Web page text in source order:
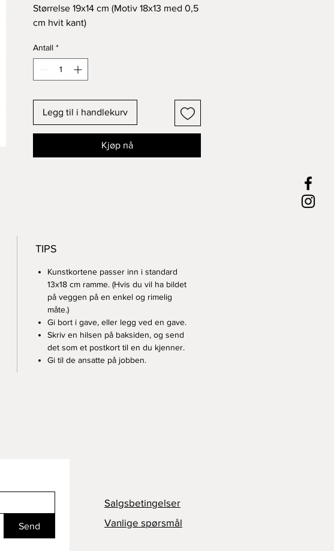
Størrelse 19x14 cm (Motiv 18x13 med 0,5
cm hvit kant)
papir
PS! Rabatter ved kjøp av flere.
Antall *
Legg til i handlekurv
Kjøp nå
TIPS
Kunstkortene passer inn i standard
13x18 cm ramme. (Hvis du vil ha bildet
på veggen på en enkel og rimelig
måte.)
Gi bort i gave, eller legg ved en gave.
Skriv en hilsen på baksiden, og send
det som et postkort til en du kjenner.
Gi til de ansatte på jobben.
Send
Salgsbetingelser
Vanlige spørsmål